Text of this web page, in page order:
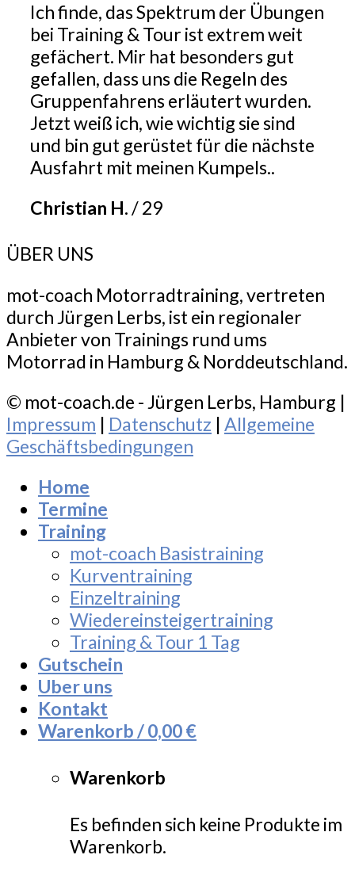
Ich finde, das Spektrum der Übungen
bei Training & Tour ist extrem weit
gefächert. Mir hat besonders gut
gefallen, dass uns die Regeln des
Gruppenfahrens erläutert wurden.
Jetzt weiß ich, wie wichtig sie sind
und bin gut gerüstet für die nächste
Ausfahrt mit meinen Kumpels..
Christian H./29
ÜBER UNS
mot-coach Motorradtraining, vertreten
durch Jürgen Lerbs, ist ein regionaler
Anbieter von Trainings rund ums
Motorrad in Hamburg & Norddeutschland.
© mot-coach.de - Jürgen Lerbs, Hamburg |
Impressum | Datenschutz | Allgemeine
Geschäftsbedingungen
Home
Termine
Training
mot-coach Basistraining
Kurventraining
Einzeltraining
Wiedereinsteigertraining
Training & Tour 1 Tag
Gutschein
Uber uns
Kontakt
Warenkorb /0,00€
Warenkorb
Es befinden sich keine Produkte im
Warenkorb.